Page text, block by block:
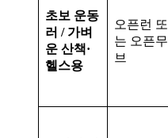
초보 운동
러 / 가벼
운 산책·
헬스용
오픈런 또
는 오픈무
브